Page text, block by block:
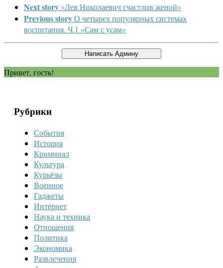
Next story «Лев Николаевич счастлив женой»
Previous storyО четырех популярных системах
воспитания. Ч.1 «Сам с усам»
Привет, гость!
Рубрики
События
История
Криминал
Культура
Курьёзы
Военное
Гаджеты
Интернет
Наука и техника
Отношения
Политика
Экономика
Развлечения